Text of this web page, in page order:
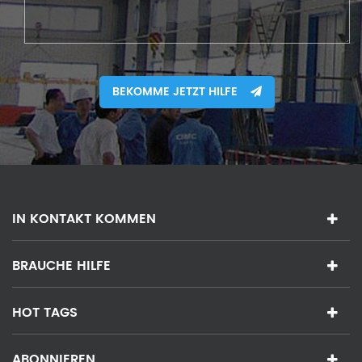
BEKOMME JETZT HILFE
IN KONTAKT KOMMEN
BRAUCHE HILFE
HOT TAGS